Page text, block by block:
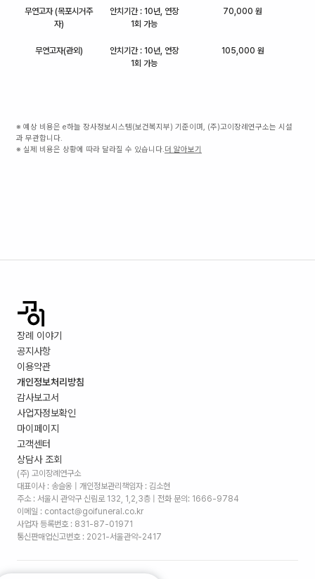
무연고자 (목포시거주
자)
안치기간 : 10년, 연장
1회 가능
70,000 원
무연고자(관외)
안치기간 : 10년, 연장
1회 가능
105,000 원
※ 예상 비용은 e하늘 장사정보시스템(보건복지부) 기준이며, (주)고이장례연구소는 시설
과 무관합니다.
※ 실제 비용은 상황에 따라 달라질 수 있습니다.더 알아보기
장례 이야기
공지사항
이용약관
개인정보처리방침
감사보고서
사업자정보확인
마이페이지
고객센터
상담사 조회
(주) 고이장례연구소
대표이사 : 송슬옹 | 개인정보관리책임자 : 김소현
주소 : 서울시 관악구 신림로 132, 1,2,3층 | 전화 문의: 1666-9784
이메일 : contact@goifuneral.co.kr
사업자 등록번호 : 831-87-01971
통신판매업신고번호 : 2021-서울관악-2417